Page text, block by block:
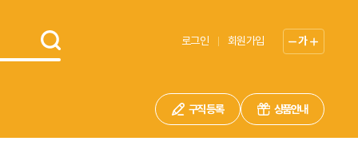
로그인 회원가입 가
구직 등록 상품안내